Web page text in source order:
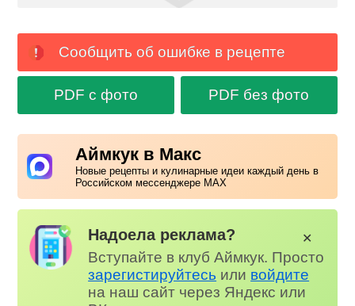
Сообщить об ошибке в рецепте
PDF с фото PDF без фото
Аймкук в Макс
Новые рецепты и кулинарные идеи каждый день в
Российском мессенджере MAX
Надоела реклама?
Вступайте в клуб Аймкук. Просто
зарегистируйтесь или войдите
на наш сайт через Яндекс или
✕